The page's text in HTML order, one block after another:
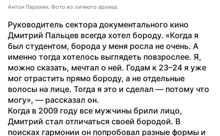
Антон Парахин. Фото из личного архива.
Руководитель сектора документального кино
Дмитрий Пальцев всегда хотел бороду. «Когда я
был студентом, борода у меня росла не очень. А
именно тогда хотелось выглядеть повзрослее. Я,
можно сказать, мечтал о ней. Годам к 23–24 я уже
мог отрастить прямо бороду, а не отдельные
волосы на лице. Тогда я это и сделал — потому что
могу», — рассказал он.
Когда в 2009 году все мужчины брили лицо,
Дмитрий стал отличаться своей бородой. В
поисках гармонии он попробовал разные формы и